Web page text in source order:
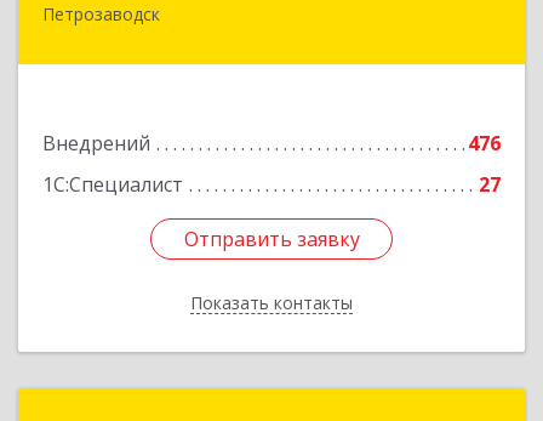
Петрозаводск
Внедрений
476
1С:Специалист
27
Отправить заявку
Показать контакты
185035, Карелия Респ, Петрозаводск г, Красная
Отправить заявку
Назад